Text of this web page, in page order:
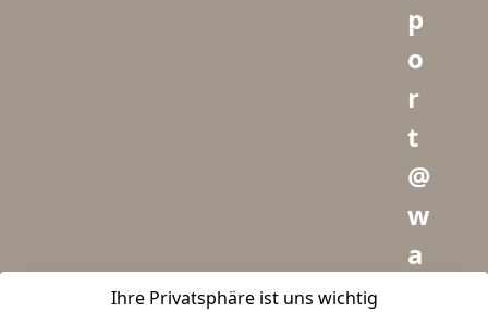
Ihre Privatsphäre ist uns wichtig
p
o
r
t
@
w
a